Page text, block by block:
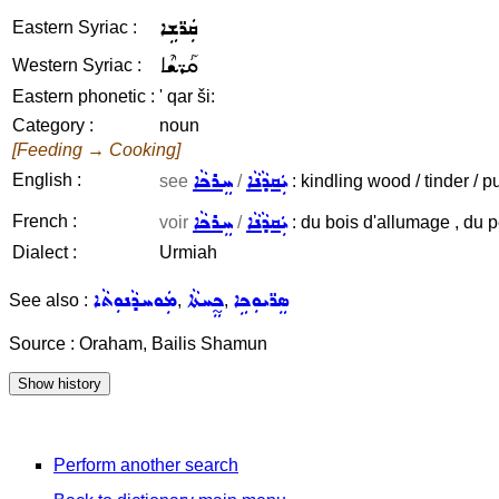
Eastern Syriac : ܩܲܪ̈ܫܹܐ
Western Syriac : ܩܰܪ̈ܫܶܐ
Eastern phonetic : ' qar ši:
Category :
noun
[Feeding → Cooking]
English :
see ܚܸܪܟܵܐ /ܝܲܩܕܵܢܵܐ: kindling wood / tinder /
French : voir ܚܸܪܟܵܐ /ܝܲܩܕܵܢܵܐ: du bois d'allumage , du
Dialect :
Urmiah
See also : ܡܲܘܚܕܵܢܘܼܬܵܐ, ܟ̰ܸܚܬܵܐ, ܣܸܪ̈ܝܘܼܟܹܐ
Source : Oraham, Bailis Shamun
Perform another search